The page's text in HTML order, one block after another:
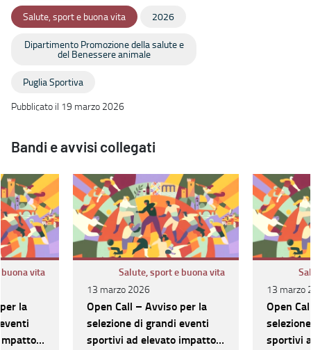
Salute, sport e buona vita 2026
Dipartimento Promozione della salute e
del Benessere animale
Puglia Sportiva
Pubblicato il 19 marzo 2026
Bandi e avvisi collegati
vita
la
Salute, sport e buona vita
13 marzo 2026
Open Call – Avviso per la
selezione di grandi eventi
sportivi ad elevato impatto
13 marzo
Open
sportivi